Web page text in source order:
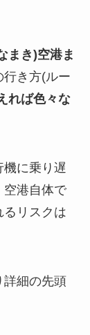
まき)空港ま
き方(ルー
れば色々な
に乗り遅
空港自体で
るリスクは
細の先頭